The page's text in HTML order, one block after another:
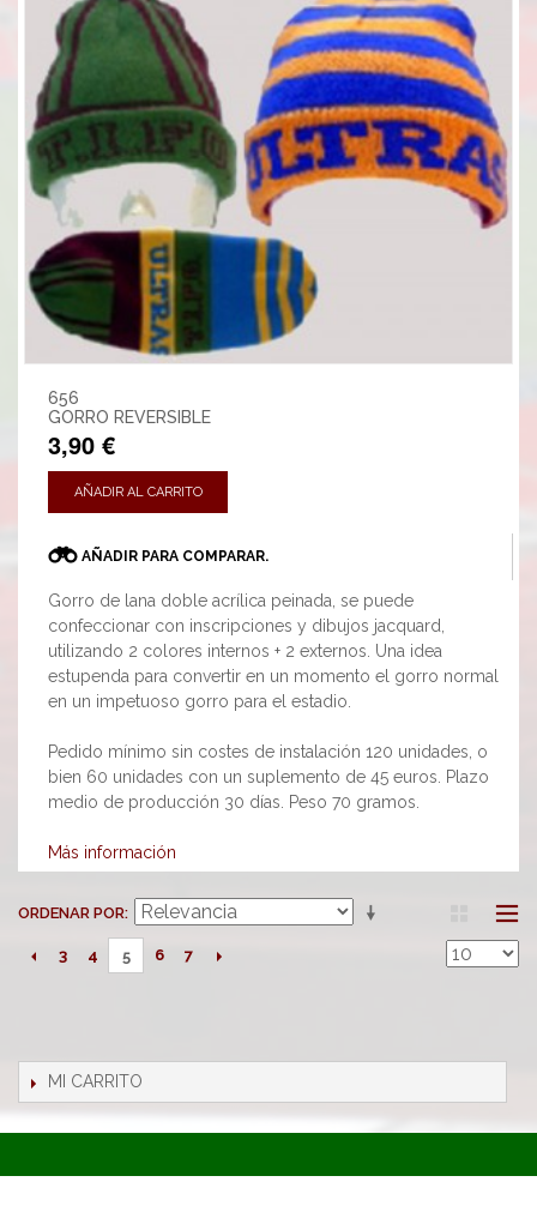
656
GORRO REVERSIBLE
3,90 €
AÑADIR AL CARRITO
AÑADIR PARA COMPARAR.
Gorro de lana doble acrílica peinada, se puede
confeccionar con inscripciones y dibujos jacquard,
utilizando 2 colores internos + 2 externos. Una idea
estupenda para convertir en un momento el gorro normal
en un impetuoso gorro para el estadio.
Pedido mínimo sin costes de instalación 120 unidades, o
bien 60 unidades con un suplemento de 45 euros. Plazo
medio de producción 30 días. Peso 70 gramos.
Más información
ORDENAR POR
3 4 5 6 7
MI CARRITO